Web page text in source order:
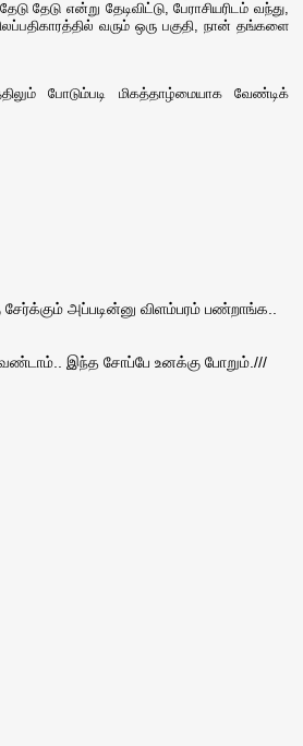
என்று தேடிவிட்டு, பேராசியரிடம் வந்து,
வரும் ஒரு பகுதி, நான் தங்களை
போடும்படி மிகத்தாழ்மையாக வேண்டிக்
அப்படின்னு விளம்பரம் பண்றாங்க..
இந்த சோப்பே உனக்கு போறும்.///